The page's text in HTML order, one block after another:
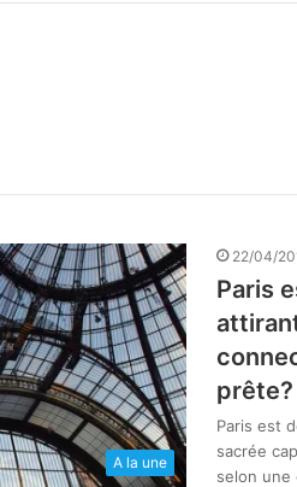
A la une
22/04/
Paris
prête?
Paris est
sacrée
selon une